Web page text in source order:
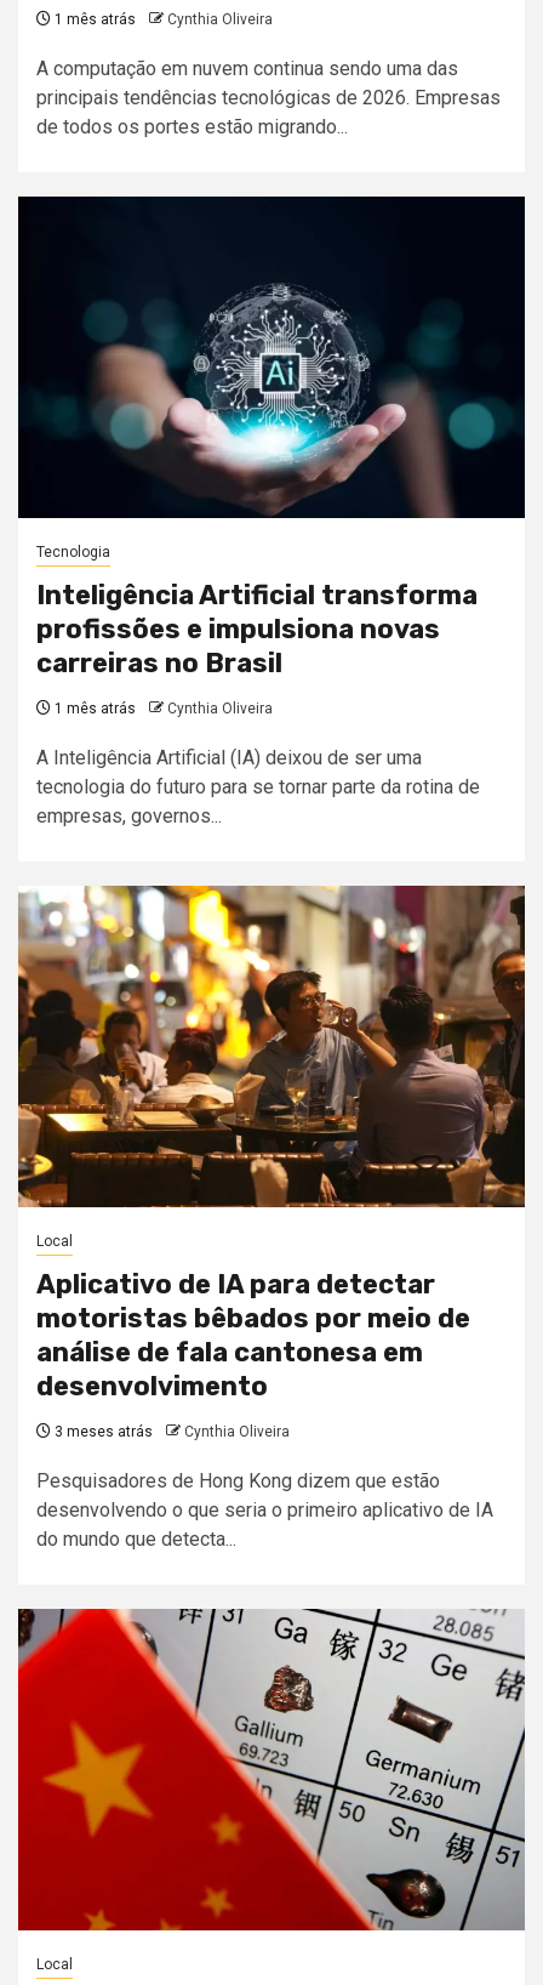
1 mês atrás Cynthia Oliveira
A computação em nuvem continua sendo uma das
principais tendências tecnológicas de 2026. Empresas
de todos os portes estão migrando...
Tecnologia
Inteligência Artificial transforma
profissões e impulsiona novas
carreiras no Brasil
1 mês atrás Cynthia Oliveira
A Inteligência Artificial (IA) deixou de ser uma
tecnologia do futuro para se tornar parte da rotina de
empresas, governos...
Local
Aplicativo de IA para detectar
motoristas bêbados por meio de
análise de fala cantonesa em
desenvolvimento
3 meses atrás Cynthia Oliveira
Pesquisadores de Hong Kong dizem que estão
desenvolvendo o que seria o primeiro aplicativo de IA
do mundo que detecta...
Local